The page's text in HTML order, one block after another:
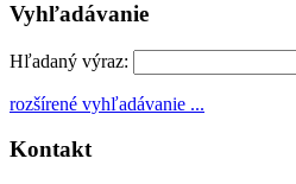
Vyhľadávanie
Hľadaný výraz:
rozšírené vyhľadávanie ...
Kontakt